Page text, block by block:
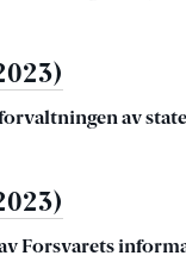
av
Forsvarets